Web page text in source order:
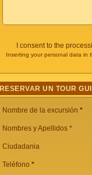
I consent to the
Inserting your personal data in
RESERVAR UN TOUR
Nombre de la excursión *
Nombres y Apellidos *
Ciudadania
Teléfono *